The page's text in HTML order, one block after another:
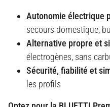
Autonomie électrique
secours domestique,
Alternative propre et
électrogènes, sans
Sécurité, fiabilité et
les profils